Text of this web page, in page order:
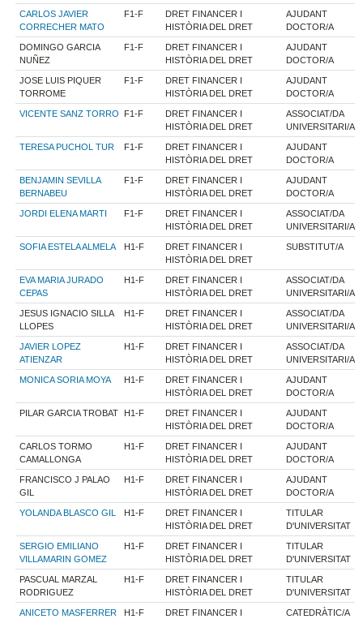
CARLOS JAVIER
CORRECHER MATO
F1-F
DRET FINANCER I
HISTÒRIA DEL DRET
AJUDANT
DOCTOR/A
DOMINGO GARCIA
NUÑEZ
F1-F
DRET FINANCER I
HISTÒRIA DEL DRET
AJUDANT
DOCTOR/A
JOSE LUIS PIQUER
TORROME
F1-F
DRET FINANCER I
HISTÒRIA DEL DRET
AJUDANT
DOCTOR/A
VICENTE SANZ TORRO F1-F
DRET FINANCER I
HISTÒRIA DEL DRET
ASSOCIAT/DA
UNIVERSITARI/A
TERESA PUCHOL TUR F1-F
DRET FINANCER I
HISTÒRIA DEL DRET
AJUDANT
DOCTOR/A
BENJAMIN SEVILLA
BERNABEU
F1-F
DRET FINANCER I
HISTÒRIA DEL DRET
AJUDANT
DOCTOR/A
JORDI ELENA MARTI F1-F
DRET FINANCER I
HISTÒRIA DEL DRET
ASSOCIAT/DA
UNIVERSITARI/A
SOFIA ESTELA ALMELA H1-F
DRET FINANCER I
HISTÒRIA DEL DRET
SUBSTITUT/A
EVA MARIA JURADO
CEPAS
H1-F
DRET FINANCER I
HISTÒRIA DEL DRET
ASSOCIAT/DA
UNIVERSITARI/A
JESUS IGNACIO SILLA
LLOPES
H1-F
DRET FINANCER I
HISTÒRIA DEL DRET
ASSOCIAT/DA
UNIVERSITARI/A
JAVIER LOPEZ
ATIENZAR
H1-F
DRET FINANCER I
HISTÒRIA DEL DRET
ASSOCIAT/DA
UNIVERSITARI/A
MONICA SORIA MOYA H1-F
DRET FINANCER I
HISTÒRIA DEL DRET
AJUDANT
DOCTOR/A
PILAR GARCIA TROBAT H1-F
DRET FINANCER I
HISTÒRIA DEL DRET
AJUDANT
DOCTOR/A
CARLOS TORMO
CAMALLONGA
H1-F
DRET FINANCER I
HISTÒRIA DEL DRET
AJUDANT
DOCTOR/A
FRANCISCO J PALAO
GIL
H1-F
DRET FINANCER I
HISTÒRIA DEL DRET
AJUDANT
DOCTOR/A
YOLANDA BLASCO GIL H1-F
DRET FINANCER I
HISTÒRIA DEL DRET
TITULAR
D'UNIVERSITAT
SERGIO EMILIANO
VILLAMARIN GOMEZ
H1-F
DRET FINANCER I
HISTÒRIA DEL DRET
TITULAR
D'UNIVERSITAT
PASCUAL MARZAL
RODRIGUEZ
H1-F
DRET FINANCER I
HISTÒRIA DEL DRET
TITULAR
D'UNIVERSITAT
ANICETO MASFERRER
H1-F
DRET FINANCER I
CATEDRÀTIC/A